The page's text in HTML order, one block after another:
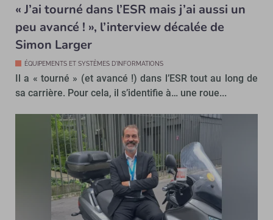
« J’ai tourné dans l’ESR mais j’ai aussi un
peu avancé ! », l’interview décalée de
Simon Larger
ÉQUIPEMENTS ET SYSTÈMES D'INFORMATIONS
Il a « tourné » (et avancé !) dans l’ESR tout au long de
sa carrière. Pour cela, il s’identifie à… une roue...